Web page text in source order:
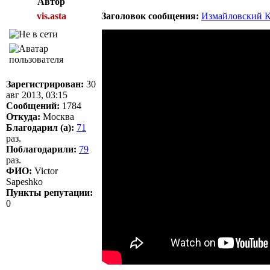
vis.asta
Заголовок сообщения: Измайловский
Зарегистрирован: 30
авг 2013, 03:15
Сообщений: 1784
Откуда: Москва
Благодарил (а): 71
раз.
Поблагодарили: 79
раз.
ФИО: Victor
Sapeshko
Пункты репутации:
0